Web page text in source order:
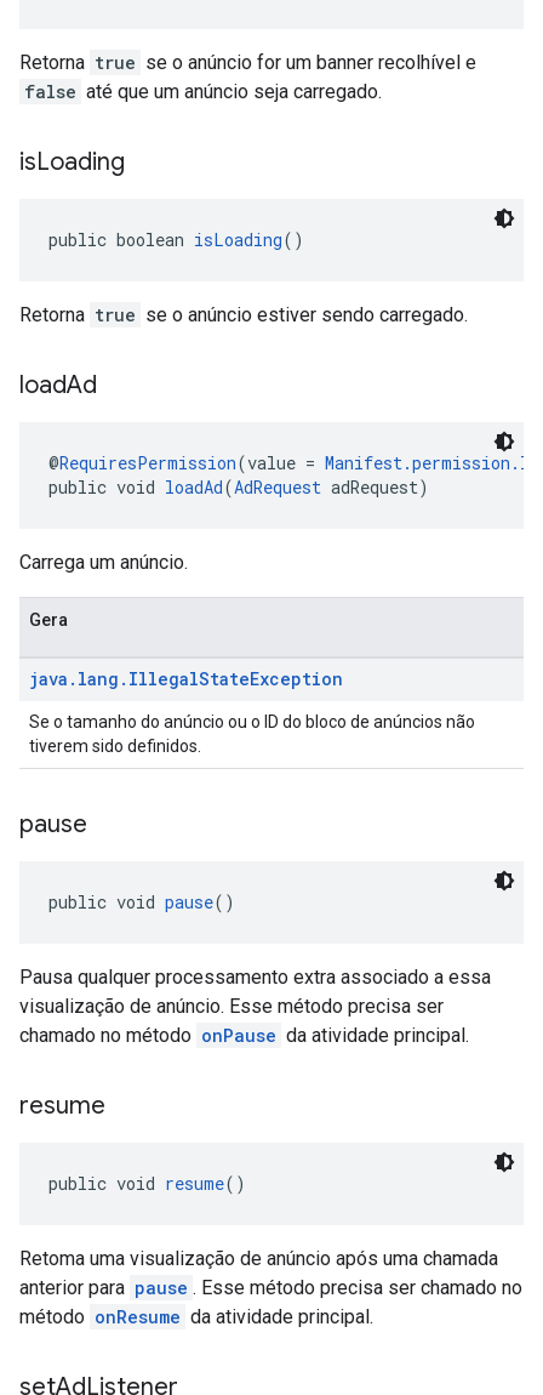
Retorna true se o anúncio for um banner recolhível e
false até que um anúncio seja carregado.
isLoading
public boolean isLoading()
Retorna true se o anúncio estiver sendo carregado.
loadAd
@RequiresPermission(value =
public void loadAd(AdRequest adRequest)
Carrega um anúncio.
Gera
java . lang . IllegalStateException
Se o tamanho do anúncio ou o ID do bloco de anúncios não
tiverem sido definidos.
pause
public void pause()
Pausa qualquer processamento extra associado a essa
visualização de anúncio. Esse método precisa ser
chamado no método onPause da atividade principal.
resume
public void resume()
Retoma uma visualização de anúncio após uma chamada
anterior para pause . Esse método precisa ser chamado no
método onResume da atividade principal.
setAdListener